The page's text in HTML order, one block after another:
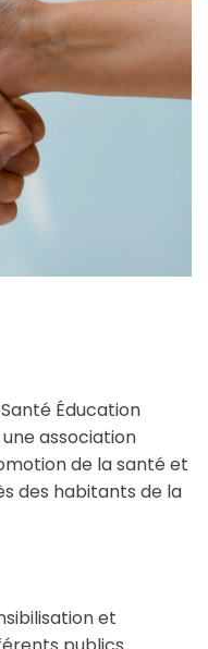
Éducation
association
de la santé et
des habitants de la
et